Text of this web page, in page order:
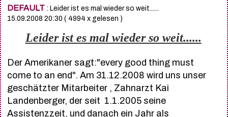
DEFAULT: Leider ist es mal wieder so weit......
15.09.2008 20:30 ( 4994 x gelesen )
Leider ist es mal wieder so weit......
Der Amerikaner sagt:"every good thing must
come to an end". Am 31.12.2008 wird uns unser
geschätzter Mitarbeiter , Zahnarzt Kai
Landenberger, der seit 1.1.2005 seine
Assistenzzeit, und danach ein Jahr als